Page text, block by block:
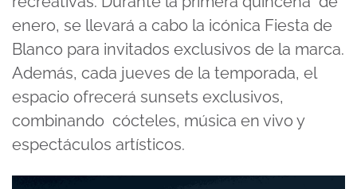
enero, se llevará a cabo la icónica Fiesta de
Blanco para invitados exclusivos de la marca.
Además, cada jueves de la temporada, el
espacio ofrecerá sunsets exclusivos,
combinando cócteles, música en vivo y
espectáculos artísticos.